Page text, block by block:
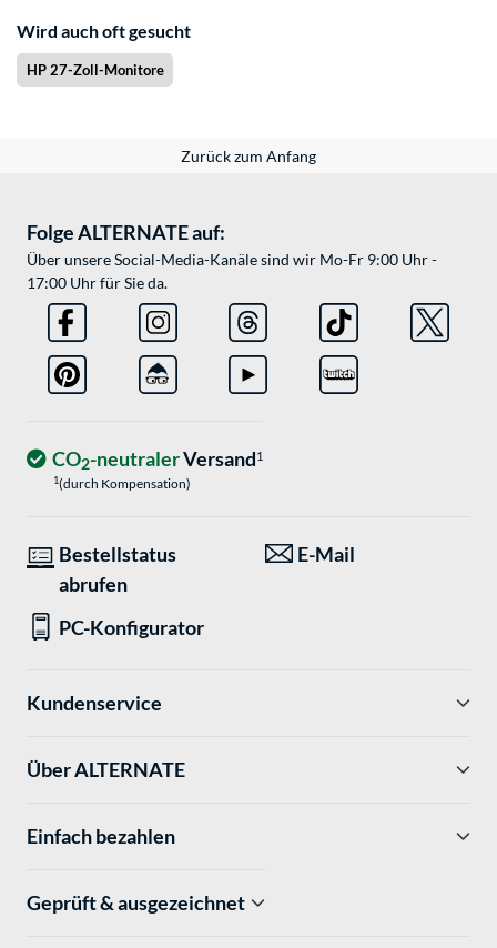
Wird auch oft gesucht
HP 27-Zoll-Monitore
Zurück zum Anfang
Folge ALTERNATE auf:
Über unsere Social-Media-Kanäle sind wir Mo-Fr 9:00 Uhr -
17:00 Uhr für Sie da.
CO2-neutralerVersand1
1(durch Kompensation)
Bestellstatus
abrufen
E-Mail
PC-Konfigurator
Kundenservice
Über ALTERNATE
Einfach bezahlen
Geprüft & ausgezeichnet